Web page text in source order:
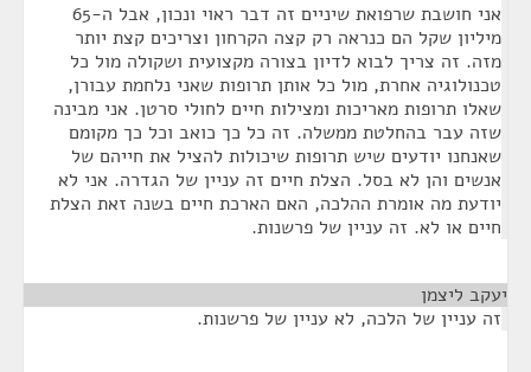
אני חושבת שרפואת שיניים זה דבר ראוי ונכון, אבל ה-65
מיליון שקל הם כנראה רק קצה הקרחון וצריכים קצת יותר
מזה. זה צריך לבוא לדיון בצורה מקצועית ושקולה מול כל
טכנולוגיה אחרת, מול כל אותן תרופות שאני נלחמת עבורן,
שאלו תרופות מאריכות ומצילות חיים לחולי סרטן. אני מבינה
שזה עבר בהחלטת ממשלה. זה כל כך כואב וכל כך מקומם
שאנחנו יודעים שיש תרופות שיכולות להציל את חייהם של
אנשים והן לא בסל. הצלת חיים זה עניין של הגדרה. אני לא
יודעת מה אומרת ההלכה, האם הארכת חיים בשנה זאת הצלת
חיים או לא. זה עניין של פרשנות.
יעקב ליצמן
זה עניין של הלכה, לא עניין של פרשנות.